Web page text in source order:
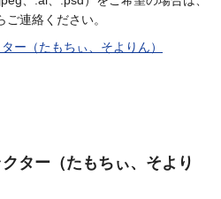
ご連絡ください。
ー（たもちぃ、そよりん）
ター（たもちぃ、そより